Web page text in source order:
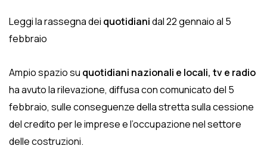
Leggi la rassegna dei quotidianidal 22 gennaio al 5
febbraio
Ampio spazio su quotidiani nazionali e locali, tv e radio
ha avuto la rilevazione, diffusa con comunicato del 5
febbraio, sulle conseguenze della stretta sulla cessione
del credito per le imprese e l’occupazione nel settore
delle costruzioni.